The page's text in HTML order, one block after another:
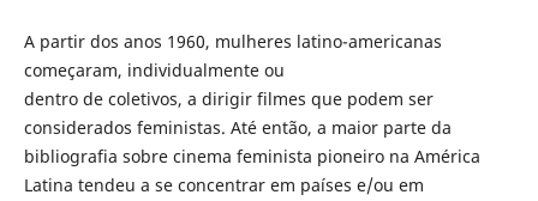
A partir dos anos 1960, mulheres latino-americanas
começaram, individualmente ou
dentro de coletivos, a dirigir filmes que podem ser
considerados feministas. Até então, a maior parte da
bibliografia sobre cinema feminista pioneiro na América
Latina tendeu a se concentrar em países e/ou em